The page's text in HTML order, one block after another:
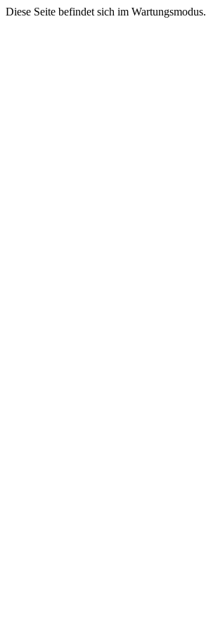
Diese Seite befindet sich im Wartungsmodus.